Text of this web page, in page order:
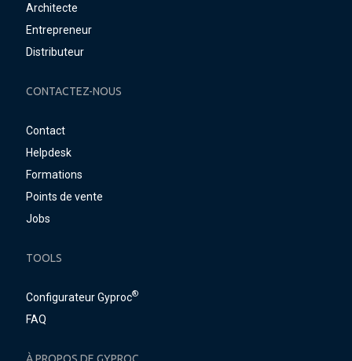
Architecte
Entrepreneur
Distributeur
CONTACTEZ-NOUS
Contact
Helpdesk
Formations
Points de vente
Jobs
TOOLS
Configurateur Gyproc®
FAQ
À PROPOS DE GYPROC